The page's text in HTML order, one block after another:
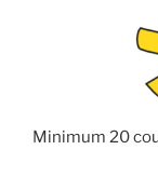
Minimum 20